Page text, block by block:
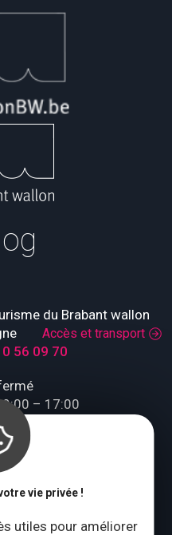
vie privée !
utiles pour améliorer
du Brabant wallon
Accès et transport
56 09 70
– 17:00
: 10:00 – 18:00
?
NOUS